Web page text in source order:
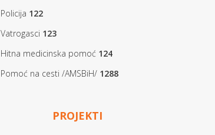
Policija 122
Vatrogasci 123
Hitna medicinska pomoć 124
Pomoć na cesti /AMSBiH/ 1288
PROJEKTI